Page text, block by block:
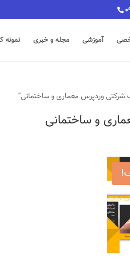
آموزشی مجله و خبری نمونه
وردپرس معماری و ساختمانی”
و ساختمانی